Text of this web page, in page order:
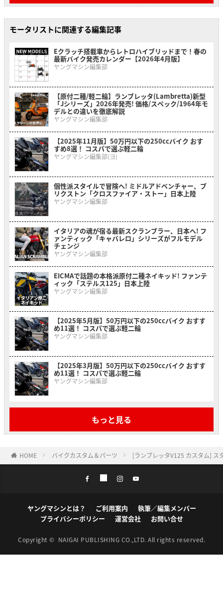
モータリストに関連する編集記事
Eクラッチ搭載車からレトロハイブリッドまで！春の
最新バイク発売カレンダー【2026年4月版】
ヤングマシン編集部
【原付二種/軽二輪】ランブレッタ(Lambretta)新型
「Jシリーズ」2026年発売! 価格/スペック/1964年モ
デルとの違いを徹底解説
ヤングマシン編集部
【2025年11月版】50万円以下の250ccバイク おす
すめ8選！ コスパで選ぶ軽二輪
ヤングマシン編集部(ヨ)
個性派スタイルで冒険へ! ミドルアドベンチャー、ブ
リクストン「クロスファイア・ストー」日本上陸
ヤングマシン編集部
イタリアの魂が宿る最新スクランブラー、日本へ! フ
ァンティック「キャバレロ」シリーズがフルモデル
チェンジ
ヤングマシン編集部
EICMAで話題の本格派原付二種ネイキッド! ファンテ
ィック「ステルス125」日本上陸
ヤングマシン編集部
【2025年5月版】50万円以下の250ccバイク おすす
め11選！ コスパで選ぶ軽二輪
ヤングマシン編集部
【2025年3月版】50万円以下の250ccバイク おすす
め11選！ コスパで選ぶ軽二輪
ヤングマシン編集部
もっと見る
HOME バイクカスタム＆パーツ [ランブレッタV125 カスタム] ス
ヤングマシンとは？ ご利用案内
執筆／編集メンバー
プライバシーポリシー
運営会社 お問い合せ
Copyright © NAIGAI PUBLISHING CO.,LTD. All rights reserved.